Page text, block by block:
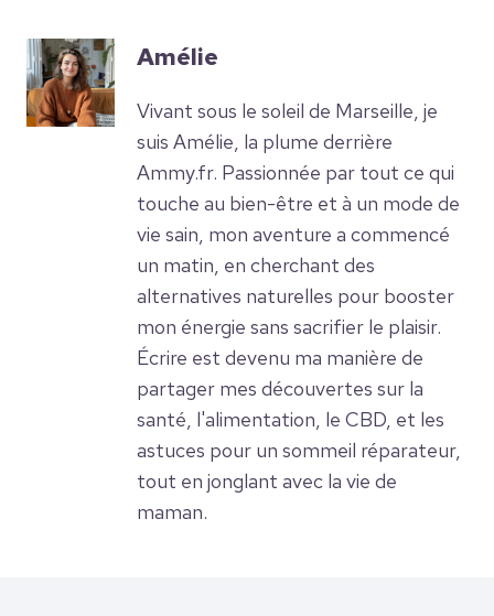
publication :
Amélie
Vivant sous le soleil de Marseille, je
suis Amélie, la plume derrière
Ammy.fr. Passionnée par tout ce qui
touche au bien-être et à un mode de
vie sain, mon aventure a commencé
un matin, en cherchant des
alternatives naturelles pour booster
mon énergie sans sacrifier le plaisir.
Écrire est devenu ma manière de
partager mes découvertes sur la
santé, l'alimentation, le CBD, et les
astuces pour un sommeil réparateur,
tout en jonglant avec la vie de
maman.